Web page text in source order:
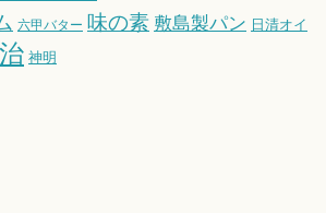
六甲バター 味の素 敷島製パン 日清オイ
神明